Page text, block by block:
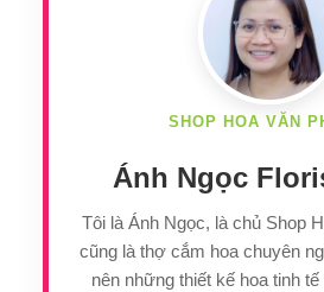
SHOP HOA VĂN
Ánh Ngọc
Tôi là Ánh Ngọc, là chủ Shop
cũng là thợ cắm hoa chuyên
nên những thiết kế hoa tinh